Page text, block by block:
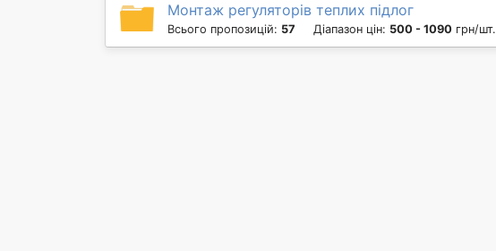
Монтаж регуляторів теплих підлог
Всього пропозицій: 57 Діапазон цін: 500 - 1090 грн/шт.